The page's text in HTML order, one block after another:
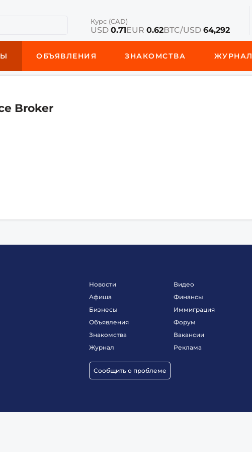
Курс (CAD)
USD 0.71EUR 0.62BTC/USD 64,292
ОБЪЯВЛЕНИЯ ЗНАКОМСТВА ЖУРНАЛ
Broker
Новости
Афиша
Бизнесы
Объявления
Знакомства
Журнал
Сообщить о проблеме
Видео
Финансы
Иммиграция
Форум
Вакансии
Реклама